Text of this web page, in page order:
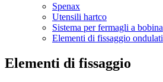
Spenax
Utensili hartco
Sistema per fermagli a bobina
Elementi di fissaggio ondulati
Elementi di fissaggio